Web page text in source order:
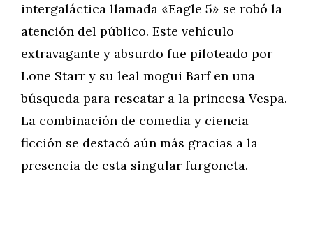
intergaláctica llamada «Eagle 5» se robó la
atención del público. Este vehículo
extravagante y absurdo fue piloteado por
Lone Starr y su leal mogui Barf en una
búsqueda para rescatar a la princesa Vespa.
La combinación de comedia y ciencia
ficción se destacó aún más gracias a la
presencia de esta singular furgoneta.